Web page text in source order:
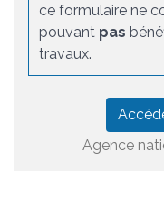
ce formulaire ne
pouvant pas
travaux.
Agence